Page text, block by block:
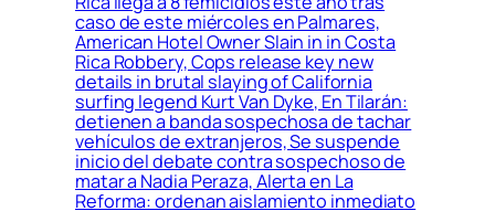
caso de este miércoles en Palmares,
American Hotel Owner Slain in in Costa
Rica Robbery, Cops release key new
details in brutal slaying of California
surfing legend Kurt Van Dyke, En Tilarán:
detienen a banda sospechosa de tachar
vehículos de extranjeros, Se suspende
inicio del debate contra sospechoso de
matar a Nadia Peraza, Alerta en La
Reforma: ordenan aislamiento inmediato